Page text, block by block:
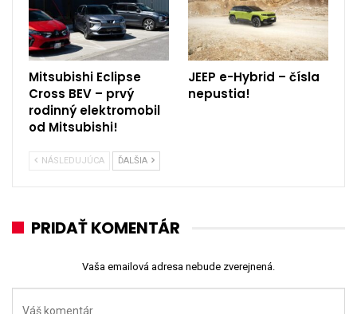
Mitsubishi Eclipse
Cross BEV – prvý
rodinný elektromobil
od Mitsubishi!
JEEP e-Hybrid – čísla
nepustia!
NÁSLEDUJÚCA ĎALŠIA
PRIDAŤ KOMENTÁR
Vaša emailová adresa nebude zverejnená.